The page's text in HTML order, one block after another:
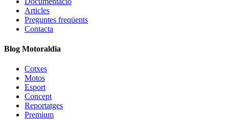
Articles
Preguntes freqüents
Contacta
Blog Motoraldia
Cotxes
Motos
Esport
Concept
Reportatges
Premium